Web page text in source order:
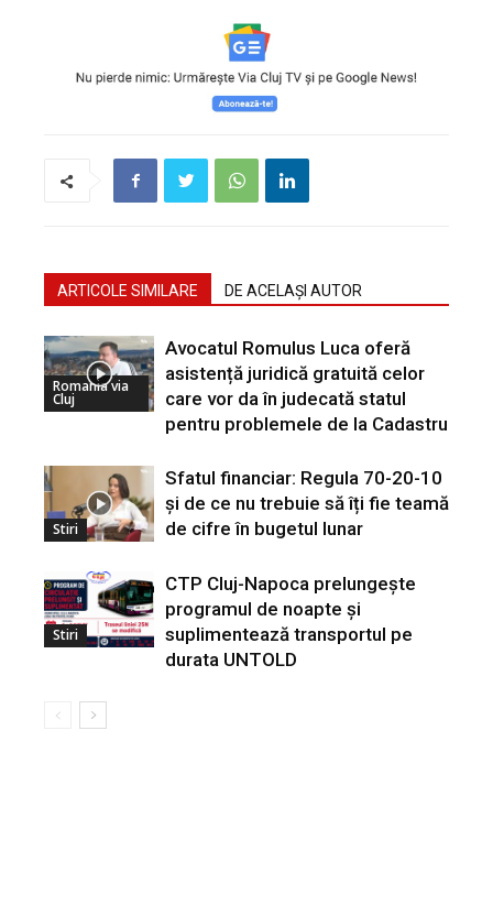
ARTICOLE SIMILARE DE ACELAȘI AUTOR
Romania via
Cluj
Avocatul Romulus Luca oferă
asistență juridică gratuită celor
care vor da în judecată statul
pentru problemele de la Cadastru
Stiri
Sfatul financiar: Regula 70-20-10
și de ce nu trebuie să îți fie teamă
de cifre în bugetul lunar
Stiri
CTP Cluj-Napoca prelungește
programul de noapte și
suplimentează transportul pe
durata UNTOLD